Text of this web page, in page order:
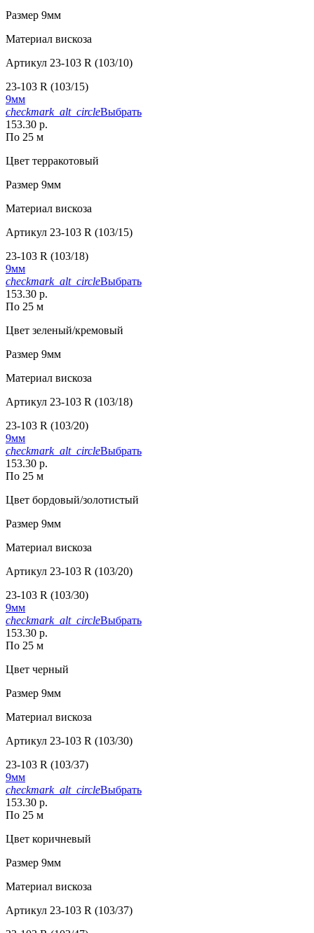
Размер 9мм
Материал вискоза
Артикул 23-103 R (103/10)
23-103 R (103/15)
9мм
checkmark_alt_circleВыбрать
153.30 р.
По 25 м
Цвет терракотовый
Размер 9мм
Материал вискоза
Артикул 23-103 R (103/15)
23-103 R (103/18)
9мм
checkmark_alt_circleВыбрать
153.30 р.
По 25 м
Цвет зеленый/кремовый
Размер 9мм
Материал вискоза
Артикул 23-103 R (103/18)
23-103 R (103/20)
9мм
checkmark_alt_circleВыбрать
153.30 р.
По 25 м
Цвет бордовый/золотистый
Размер 9мм
Материал вискоза
Артикул 23-103 R (103/20)
23-103 R (103/30)
9мм
checkmark_alt_circleВыбрать
153.30 р.
По 25 м
Цвет черный
Размер 9мм
Материал вискоза
Артикул 23-103 R (103/30)
23-103 R (103/37)
9мм
checkmark_alt_circleВыбрать
153.30 р.
По 25 м
Цвет коричневый
Размер 9мм
Материал вискоза
Артикул 23-103 R (103/37)